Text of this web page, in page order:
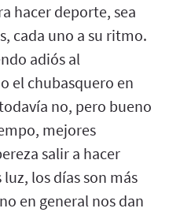
hacer deporte, sea
cada uno a su ritmo.
adiós al
el chubasquero en
no, pero bueno
mejores
salir a hacer
los días son más
en general nos dan